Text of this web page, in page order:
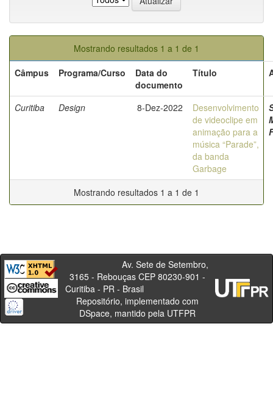
Mostrando resultados 1 a 1 de 1
Câmpus
Programa/Curso
Data do
documento
Título
Curitiba Design 8-Dez-2022
Desenvolvimento
de videoclipe em
animação para a
música “Parade”,
da banda
Garbage
Mostrando resultados 1 a 1 de 1
Av. Sete de Setembro,
3165 - Rebouças CEP 80230-901 -
Curitiba - PR - Brasil
Repositório, implementado com
DSpace, mantido pela UTFPR